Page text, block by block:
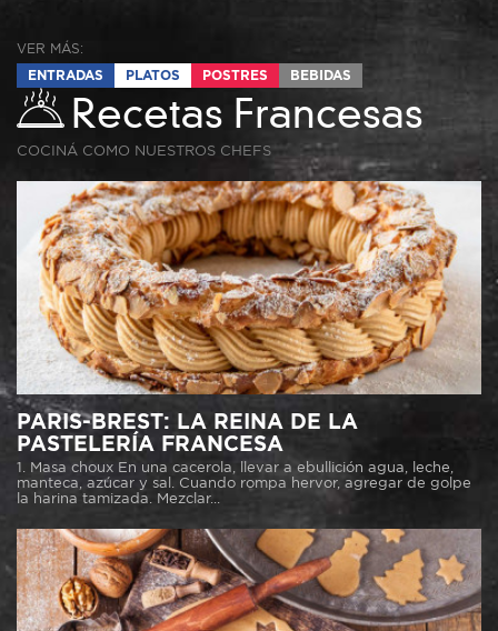
VER MÁS:
ENTRADAS
PLATOS POSTRES BEBIDAS
Recetas Francesas
COCINÁ COMO NUESTROS CHEFS
PARIS-BREST: LA REINA DE LA
PASTELERÍA FRANCESA
1. Masa choux En una cacerola, llevar a ebullición agua, leche,
manteca, azúcar y sal. Cuando rompa hervor, agregar de golpe
la harina tamizada. Mezclar...